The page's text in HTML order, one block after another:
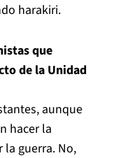
harakiri.
que
de la Unidad
aunque
hacer la
la guerra. No,